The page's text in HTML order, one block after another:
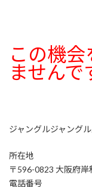
この機
ませんで
ジャングルジャング
所在地
〒596-0823 大阪府
電話番号